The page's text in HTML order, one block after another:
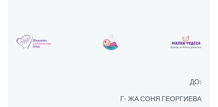
ДО:
Г- ЖА СОНЯ ГЕОРГИЕВА